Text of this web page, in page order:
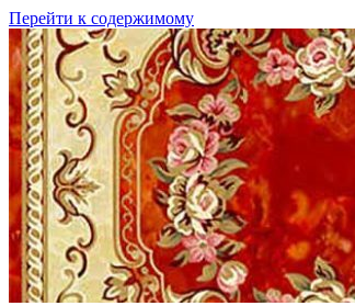
Перейти к содержимому